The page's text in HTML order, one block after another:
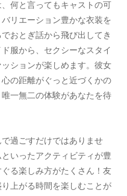
何と言ってもキャストの可
リエーション豊かな衣装を
おとぎ話から飛び出してき
服から、セクシーなスタイ
ションが楽しめます。彼女
の距離がぐっと近づくかの
一無二の体験があなたを待
で過ごすだけではありませ
いったアクティビティが豊
る楽しみ方がたくさん！友
上がる時間を楽しむことが